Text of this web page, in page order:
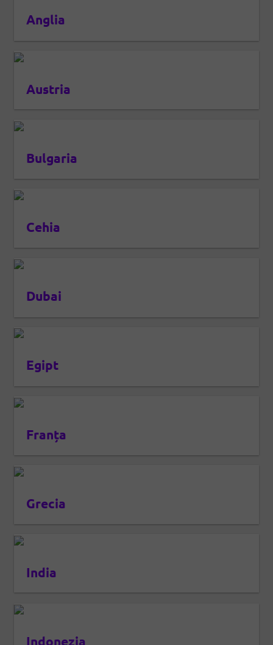
Anglia
Austria
Bulgaria
Cehia
Dubai
Egipt
Franța
Grecia
India
Indonezia